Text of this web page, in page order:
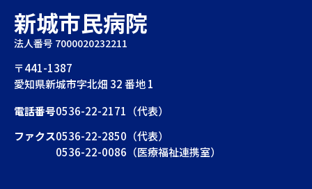
新城市民病院
法人番号 7000020232211
〒441-1387
愛知県新城市字北畑 32 番地 1
電話番号0536-22-2171（代表）
ファクス0536-22-2850（代表）
0536-22-0086（医療福祉連携室）